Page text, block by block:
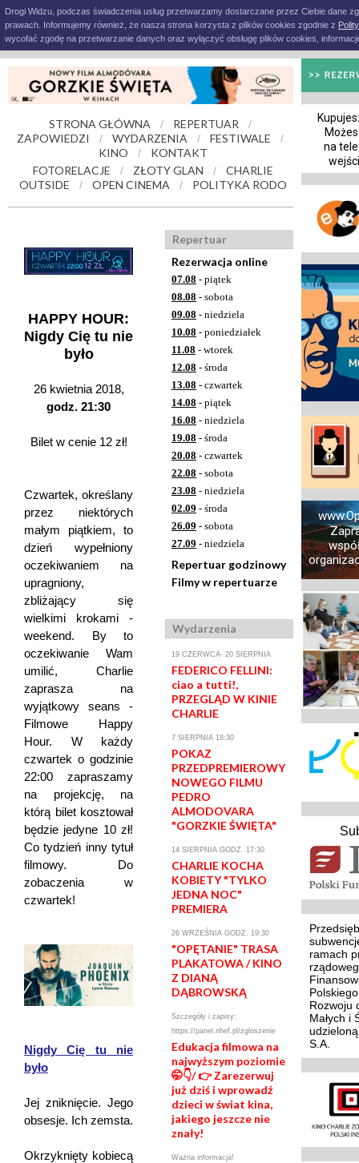
Drogi Widzu, podczas świadczenia usług przetwarzamy dostarczane przez Ciebie dane
prawach. Informujemy również, że nasza strona korzysta z plików cookies zgodnie z
wycofać zgodę na przetwarzanie danych oraz wyłączyć obsługę plików cookies,
STRONA GŁÓWNA / REPERTUAR /
ZAPOWIEDZI / WYDARZENIA / FESTIWALE /
KINO /
KONTAKT
FOTORELACJE
/ ZŁOTY GLAN /
CHARLIE
OUTSIDE
/ OPEN CINEMA / POLITYKA RODO
HAPPY HOUR:
Nigdy Cię tu nie
było
26 kwietnia 2018,
godz. 21:30
Bilet w cenie 12 zł!
Czwartek, określany
przez niektórych
małym piątkiem, to
dzień wypełniony
oczekiwaniem na
upragniony,
zbliżający się
wielkimi krokami -
weekend. By to
oczekiwanie Wam
umilić, Charlie
zaprasza na
wyjątkowy seans -
Filmowe Happy
Hour. W każdy
czwartek o godzinie
22:00 zapraszamy
na projekcję, na
którą bilet kosztował
będzie jedyne 10 zł!
Co tydzień inny tytuł
filmowy. Do
zobaczenia w
czwartek!
Nigdy Cię tu nie
było
Jej zniknięcie. Jego
obsesje. Ich zemsta.
Okrzyknięty kobiecą
Repertuar
Rezerwacja online
07.08 - piątek
08.08 - sobota
09.08 - niedziela
10.08 - poniedziałek
11.08 - wtorek
12.08 - środa
13.08 - czwartek
14.08 - piątek
16.08 - niedziela
19.08 - środa
20.08 - czwartek
22.08 - sobota
23.08 - niedziela
02.09 - środa
26.09 - sobota
27.09 - niedziela
Repertuar godzinowy
Filmy w repertuarze
Wydarzenia
19 CZERWCA- 20 SIERPNIA
FEDERICO FELLINI:
ciao a tutti!,
PRZEGLĄD W KINIE
CHARLIE
7 SIERPNIA 18:30
POKAZ
PRZEDPREMIEROWY
NOWEGO FILMU
PEDRO
ALMODOVARA
"GORZKIE ŚWIĘTA"
14 SIERPNIA GODZ. 17:30
CHARLIE KOCHA
KOBIETY "TYLKO
JEDNA NOC"
PREMIERA
26 WRZEŚNIA GODZ. 19:30
"OPĘTANIE" TRASA
PLAKATOWA / KINO
Z DIANĄ
DĄBROWSKĄ
Szczegóły i zapisy:
https://panel.nhef.pl/zgloszenie
Edukacja filmowa na
najwyższym poziomie
🤭👇/ 👉 Zarezerwuj
już dziś i wprowadź
dzieci w świat kina,
jakiego jeszcze nie
znały!
Ważna informacja!
na
ramach
Rozwoju
Małych i
S.A.